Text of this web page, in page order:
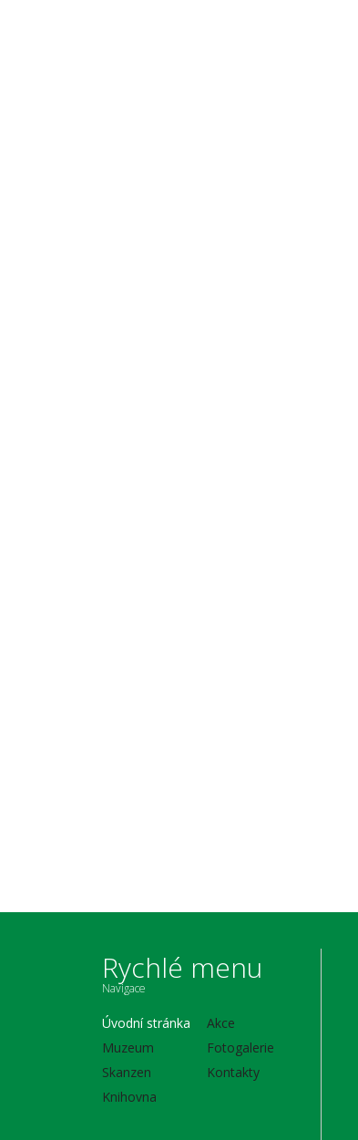
Rychlé menu
Navigace
Úvodní stránka
Muzeum
Skanzen
Knihovna
Akce
Fotogalerie
Kontakty